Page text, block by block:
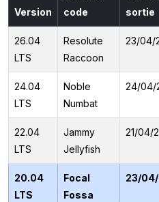
Version
code
sortie
26.04
LTS
Resolute
Raccoon
23/04/
24.04
LTS
Noble
Numbat
24/04/
22.04
LTS
Jammy
Jellyfish
21/04/
20.04
LTS
Focal
Fossa
23/